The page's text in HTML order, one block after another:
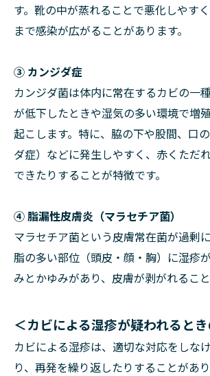
す。靴の中が蒸れることで悪化しやす
まで感染が広がることがあります。
③ カンジダ症
カンジダ菌は体内に常在するカビの一
が低下したときや湿気の多い環境で増
起こします。特に、脇の下や股間、口
ダ症）などに発生しやすく、赤くただ
できたりすることが特徴です。
④ 脂漏性皮膚炎（マラセチア菌）
マラセチア菌という皮膚常在菌が過剰
脂の多い部位（頭皮・顔・胸）に湿疹
みとかゆみがあり、皮膚が剥がれること
＜カビによる湿疹が疑われると
カビによる湿疹は、適切な対応をしな
り、再発を繰り返したりすることがあ